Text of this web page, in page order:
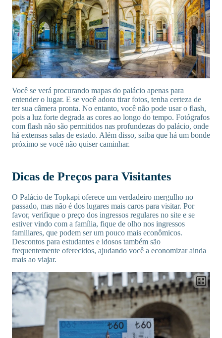
Você se verá procurando mapas do palácio apenas para
entender o lugar. E se você adora tirar fotos, tenha certeza de
ter sua câmera pronta. No entanto, você não pode usar o flash,
pois a luz forte degrada as cores ao longo do tempo. Fotógrafos
com flash não são permitidos nas profundezas do palácio, onde
há extensas salas de estado. Além disso, saiba que há um bonde
próximo se você não quiser caminhar.
Dicas de Preços para Visitantes
O Palácio de Topkapi oferece um verdadeiro mergulho no
passado, mas não é dos lugares mais caros para visitar. Por
favor, verifique o preço dos ingressos regulares no site e se
estiver vindo com a família, fique de olho nos ingressos
familiares, que podem ser um pouco mais econômicos.
Descontos para estudantes e idosos também são
frequentemente oferecidos, ajudando você a economizar ainda
mais ao viajar.